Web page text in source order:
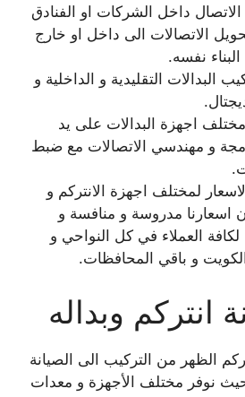
الاتصال داخل الشركات او الفنادق
الاتصالات الى داخل او خارج
نفسه.
البدالات التقليدية و الداخلية و
اجهزة البدالات على يد
و مهندسي الاتصالات مع ضبط
لمختلف اجهزة الانتركم و
اسعارنا مدروسة و منافسة و
العملاء في كل النواحي و
و باقي المحافظات.
انتركم وبداله
الظهر من التركيب الى الصيانة
حيث نوفر مختلف الأجهزة و معدات